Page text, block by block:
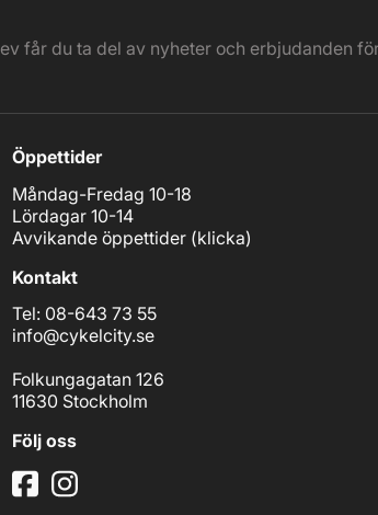
får du ta del av nyheter och erbjudanden
Öppettider
Måndag-Fredag 10-18
Lördagar 10-14
Avvikande öppettider (klicka)
Kontakt
Tel: 08-643 73 55
info@cykelcity.se
Folkungagatan 126
11630 Stockholm
Följ oss